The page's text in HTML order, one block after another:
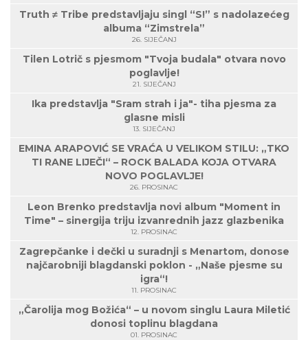
Truth ≠ Tribe predstavljaju singl “S!” s nadolazećeg
albuma “Zimstrela”
26. SIJEČANJ
Tilen Lotrič s pjesmom "Tvoja budala" otvara novo
poglavlje!
21. SIJEČANJ
Ika predstavlja "Sram strah i ja"- tiha pjesma za
glasne misli
13. SIJEČANJ
EMINA ARAPOVIĆ SE VRAĆA U VELIKOM STILU: „TKO
TI RANE LIJEČI“ – ROCK BALADA KOJA OTVARA
NOVO POGLAVLJE!
26. PROSINAC
Leon Brenko predstavlja novi album "Moment in
Time" – sinergija triju izvanrednih jazz glazbenika
12. PROSINAC
Zagrepčanke i dečki u suradnji s Menartom, donose
najčarobniji blagdanski poklon - „Naše pjesme su
igra“!
11. PROSINAC
„Čarolija mog Božića“ – u novom singlu Laura Miletić
donosi toplinu blagdana
01. PROSINAC